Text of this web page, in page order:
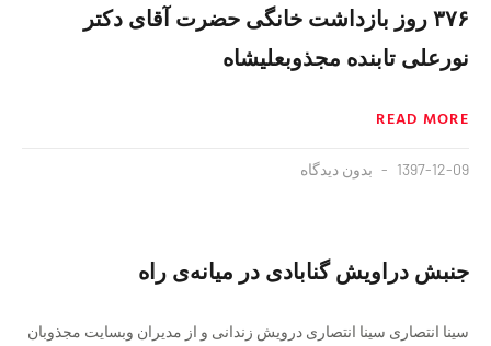
۳۷۶ روز بازداشت خانگی حضرت آقای دکتر
نورعلی تابنده مجذوبعلیشاه
READ MORE
1397-12-09 بدون دیدگاه
جنبش دراویش گنابادی در میانه‌ی راه
سینا انتصاری سینا انتصاری درویش زندانی و از مدیران وبسایت مجذوبان